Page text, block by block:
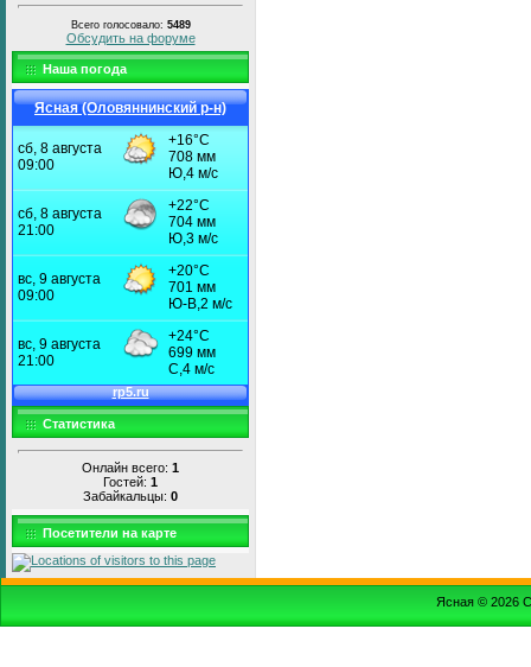
Всего голосовало: 5489
Обсудить на форуме
Наша погода
Ясная (Оловяннинский р-н)
Статистика
Онлайн всего: 1
Гостей: 1
Забайкальцы: 0
Посетители на карте
Ясная © 2026